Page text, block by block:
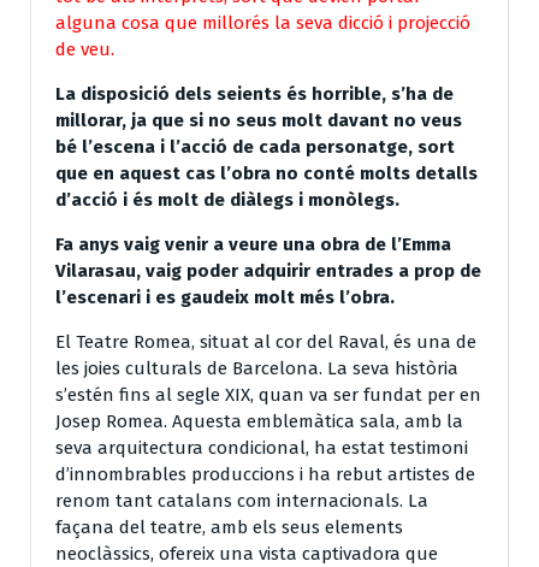
alguna cosa que millorés la seva dicció i projecció
de veu.
La disposició dels seients és horrible, s’ha de
millorar, ja que si no seus molt davant no veus
bé l’escena i l’acció de cada personatge, sort
que en aquest cas l’obra no conté molts detalls
d’acció i és molt de diàlegs i monòlegs.
Fa anys vaig venir a veure una obra de l’Emma
Vilarasau, vaig poder adquirir entrades a prop de
l’escenari i es gaudeix molt més l’obra.
El Teatre Romea, situat al cor del Raval, és una de
les joies culturals de Barcelona. La seva història
s’estén fins al segle XIX, quan va ser fundat per en
Josep Romea. Aquesta emblemàtica sala, amb la
seva arquitectura condicional, ha estat testimoni
d’innombrables produccions i ha rebut artistes de
renom tant catalans com internacionals. La
façana del teatre, amb els seus elements
neoclàssics, ofereix una vista captivadora que